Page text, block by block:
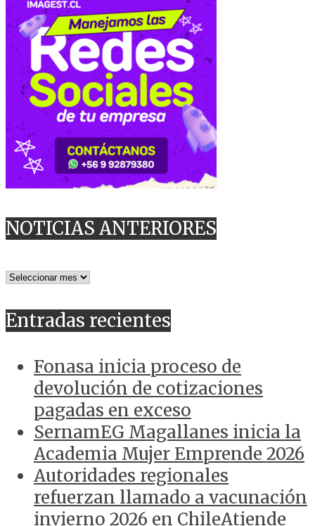
NOTICIAS ANTERIORES
NOTICIAS
Entradas recientes
Fonasa inicia proceso de
devolución de cotizaciones
pagadas en exceso
SernamEG Magallanes inicia la
Academia Mujer Emprende 2026
Autoridades regionales
refuerzan llamado a vacunación
invierno 2026 en ChileAtiende